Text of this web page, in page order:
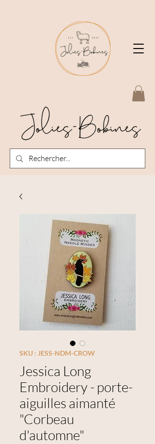
SKU : JESS-NDM-CROW
Jessica Long
Embroidery - porte-
aiguilles aimanté
"Corbeau
d'automne"